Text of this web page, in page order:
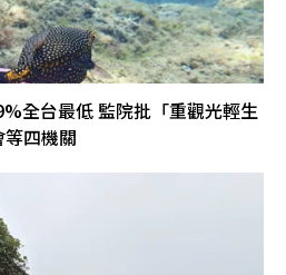
全台最低 監院批「重觀光輕生
四機關